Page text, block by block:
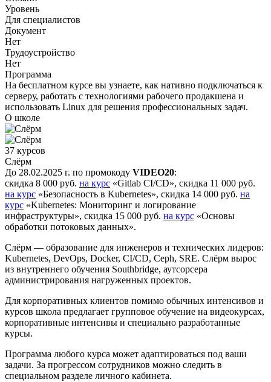
Уровень
Для специалистов
Документ
Нет
Трудоустройство
Нет
Программа
На бесплатном курсе вы узнаете, как нативно подключаться к
серверу, работать с технологиями рабочего продакшена и
использовать Linux для решения профессиональных задач.
О школе
37 курсов
Слёрм
До 28.02.2025 г. по промокоду VIDEO20:
скидка 8 000 руб. на курс «Gitlab CI/CD», скидка 11 000 руб.
на курс «Безопасность в Kubernetes», скидка 14 000 руб. на
курс «Kubernetes: Мониторинг и логирование
инфраструктуры», скидка 15 000 руб. на курс «Основы
обработки потоковых данных».
Слёрм — образование для инженеров и технических лидеров:
Kubernetes, DevOps, Docker, CI/CD, Ceph, SRE. Слёрм вырос
из внутреннего обучения Southbridge, аутсорсера
администрирования нагруженных проектов.
Для корпоративных клиентов помимо обычных интенсивов и
курсов школа предлагает групповое обучение на видеокурсах,
корпоративные интенсивы и специально разработанные
курсы.
Программа любого курса может адаптироваться под ваши
задачи. За прогрессом сотрудников можно следить в
специальном разделе личного кабинета.